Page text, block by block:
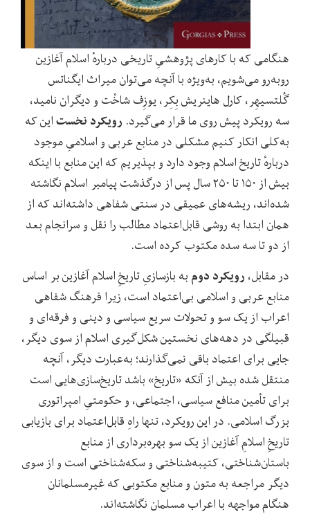
هنگامی که با کارهای پژوهشیِ تاریخی دربارهٔ اسلام آغازین
رو‌به‌رو می‌شویم، به‌ویژه با آنچه می‌توان میراث ایگناتس
گُلتسیهِر، کارل هاینریش بِکِر، یوزِف شاخْت و دیگران نامید،
سه رویکرد پیش روی ما قرار می‌گیرد. رویکرد نخستاین که
به‌کلی انکار کنیم مشکلی در منابع عربی و اسلامیِ موجود
دربارهٔ تاریخ اسلام وجود دارد و بپذیریم که این منابع با اینکه
بیش از ۱۵۰ تا ۲۵۰ سال پس از درگذشت پیامبر اسلام نگاشته
شده‌اند، ریشه‌های عمیقی در سنتی شفاهی داشته‌اند که از
همان ابتدا به روشی قابل‌اعتماد مطالب را نقل و سرانجام بعد
از دو تا سه سده مکتوب کرده است.
در مقابل، رویکرد دوم به بازسازیِ تاریخِ اسلام آغازین بر اساس
منابع عربی و اسلامی بی‌اعتماد است، زیرا فرهنگ شفاهی
اعراب از یک سو و تحولات سریع سیاسی و دینی و فرقه‌ای و
قبیلگی در دهه‌های نخستین شکل‌گیری اسلام از سوی دیگر،
جایی برای اعتماد باقی نمی‌گذارند؛ به‌عبارت دیگر، آنچه
منتقل شده بیش از آنکه «تاریخ» باشد تاریخ‌سازی‌هایی است
برای تأمین منافع سیاسی، اجتماعی، و حکومتیِ امپراتوری
بزرگ اسلامی. در این رویکرد، تنها راهِ قابل‌اعتماد برای بازیابی
تاریخِ اسلامِ آغازین از یک سو بهره‌برداری از منابع
باستان‌شناختی، کتیبه‌شناختی و سکه‌شناختی است و از سوی
دیگر مراجعه به متون و منابع مکتوبی که غیرمسلمانان
هنگام مواجهه با اعراب مسلمان نگاشته‌اند.